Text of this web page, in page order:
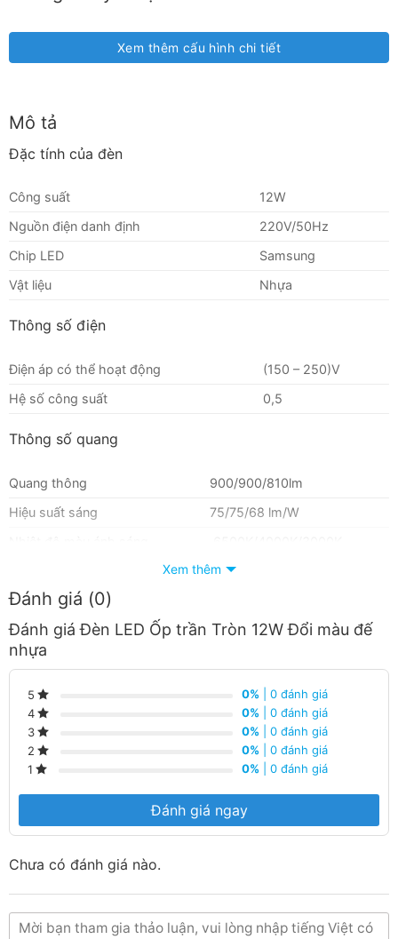
Mô tả
Đặc tính của đèn
Công suất
12W
Nguồn điện danh định
220V/50Hz
Chip LED
Samsung
Vật liệu
Nhựa
Thông số điện
Điện áp có thể hoạt động
(150 – 250)V
Hệ số công suất
0,5
Thông số quang
Quang thông
900/900/810lm
Hiệu suất sáng
75/75/68 lm/W
80
Tuổi thọ
Tuổi thọ đèn
50.000 lần
Mức tiêu thụ điện
Mức tiêu thụ điện 1000 giờ
12 kWh
Mức hiệu suất năng lượng
A+
Kích thước của đèn
Chiều cao
36 mm
Xem thêm
Đánh giá (0)
Đánh giá Đèn LED Ốp trần Tròn 12W Đổi màu đế
nhựa
5 0% | 0 đánh giá
4
0% | 0 đánh giá
3
0% | 0 đánh giá
2
0% | 0 đánh giá
1
0% | 0 đánh giá
Đánh giá ngay
Chưa có đánh giá nào.
Xem thêm cấu hình chi tiết